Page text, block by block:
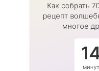
Как собрать
рецепт
многое
минут